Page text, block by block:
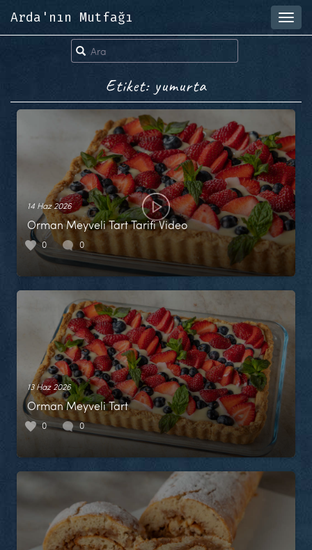
Arda'nın Mutfağı
Etiket: yumurta
14 Haz 2026
Orman Meyveli Tart Tarifi Video
0 0
13 Haz 2026
Orman Meyveli Tart
0 0